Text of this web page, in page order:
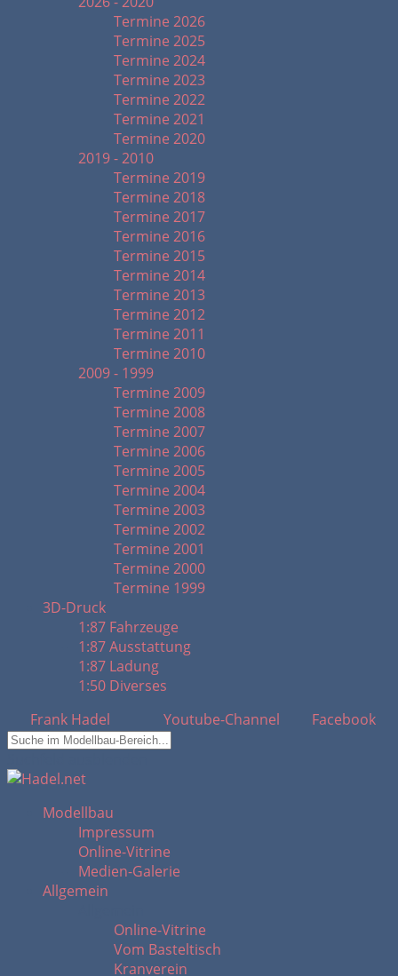
Termine 2026
Termine 2025
Termine 2024
Termine 2023
Termine 2022
Termine 2021
Termine 2020
2019 - 2010
Termine 2019
Termine 2018
Termine 2017
Termine 2016
Termine 2015
Termine 2014
Termine 2013
Termine 2012
Termine 2011
Termine 2010
2009 - 1999
Termine 2009
Termine 2008
Termine 2007
Termine 2006
Termine 2005
Termine 2004
Termine 2003
Termine 2002
Termine 2001
Termine 2000
Termine 1999
3D-Druck
1:87 Fahrzeuge
1:87 Ausstattung
1:87 Ladung
1:50 Diverses
Frank Hadel
Youtube-Channel Facebook
Modellbau
Impressum
Online-Vitrine
Medien-Galerie
Allgemein
Online-Vitrine
Vom Basteltisch
Kranverein